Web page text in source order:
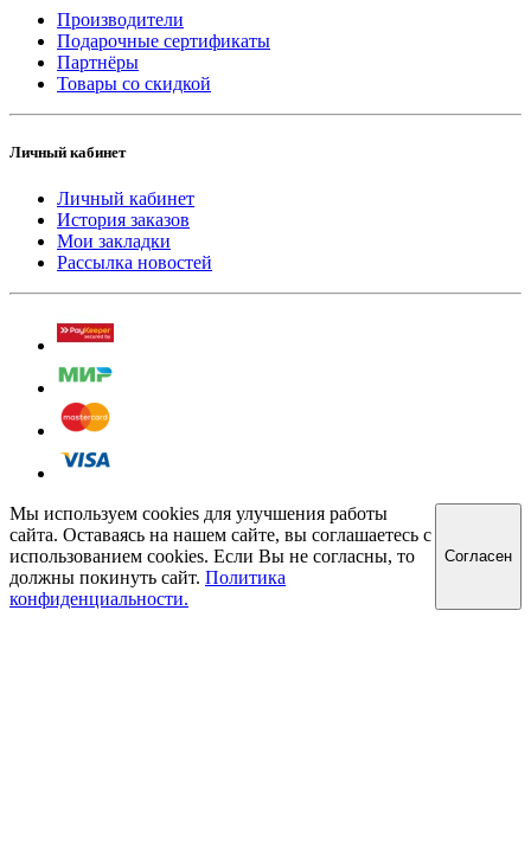
Производители
Подарочные сертификаты
Партнёры
Товары со скидкой
Личный кабинет
Личный кабинет
История заказов
Мои закладки
Рассылка новостей
Мы используем cookies для улучшения работы
сайта. Оставаясь на нашем сайте, вы соглашаетесь с
использованием cookies. Если Вы не согласны, то
должны покинуть сайт. Политика
конфиденциальности.
Cогласен